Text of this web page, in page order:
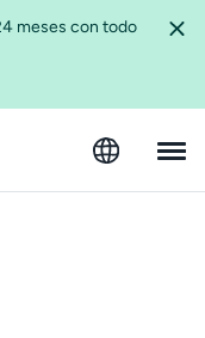
meses con todo